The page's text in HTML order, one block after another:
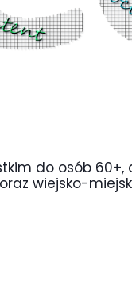
do osób
wiejsko-